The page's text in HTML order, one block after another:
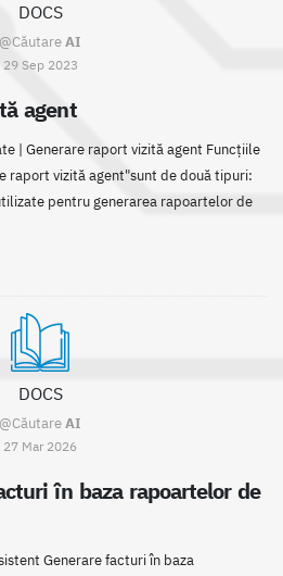
DOCS
@CăutareAI
29 Sep 2023
agent
| Generare raport vizită agent Funcțiile
raport vizită agent"sunt de două tipuri:
pentru generarea rapoartelor de
DOCS
@CăutareAI
27 Mar 2026
în baza rapoartelor de
Generare facturi în baza